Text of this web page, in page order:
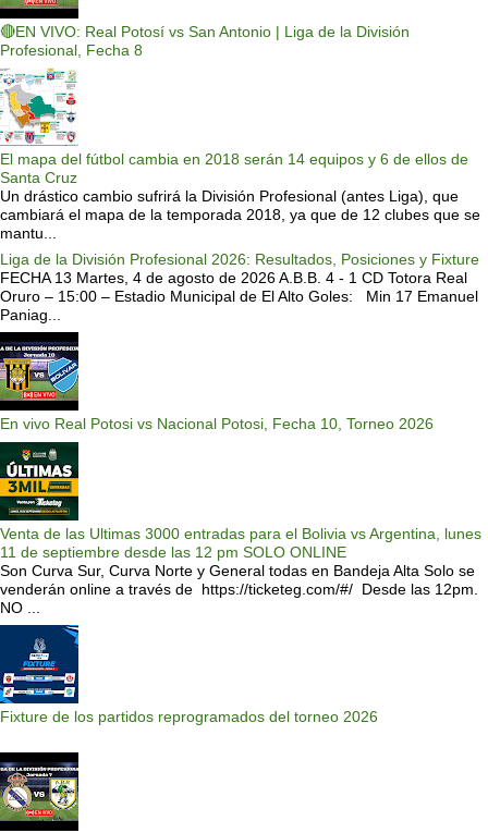
🔴EN VIVO: Real Potosí vs San Antonio | Liga de la División
Profesional, Fecha 8
El mapa del fútbol cambia en 2018 serán 14 equipos y 6 de ellos de
Santa Cruz
Un drástico cambio sufrirá la División Profesional (antes Liga), que
cambiará el mapa de la temporada 2018, ya que de 12 clubes que se
mantu...
Liga de la División Profesional 2026: Resultados, Posiciones y Fixture
FECHA 13 Martes, 4 de agosto de 2026 A.B.B. 4 - 1 CD Totora Real
Oruro – 15:00 – Estadio Municipal de El Alto Goles: Min 17 Emanuel
Paniag...
En vivo Real Potosi vs Nacional Potosi, Fecha 10, Torneo 2026
Venta de las Ultimas 3000 entradas para el Bolivia vs Argentina, lunes
11 de septiembre desde las 12 pm SOLO ONLINE
Son Curva Sur, Curva Norte y General todas en Bandeja Alta Solo se
venderán online a través de https://ticketeg.com/#/ Desde las 12pm.
NO ...
Fixture de los partidos reprogramados del torneo 2026